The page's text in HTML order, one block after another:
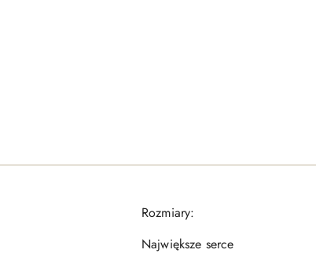
Rozmiary:
Największe serce